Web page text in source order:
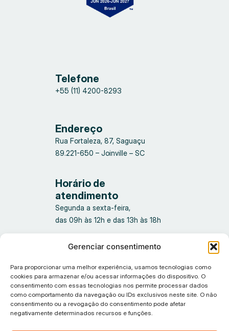
Gerenciar consentimento
Para proporcionar uma melhor experiência, usamos tecnologias como
cookies para armazenar e/ou acessar informações do dispositivo. O
consentimento com essas tecnologias nos permite processar dados
como comportamento da navegação ou IDs exclusivos neste site. O não
consentimento ou a revogação do consentimento pode afetar
negativamente determinados recursos e funções.
Telefone
+55 (11) 4200-8293
Endereço
Rua Fortaleza, 87, Saguaçu
89.221-650 – Joinville – SC
Horário de
atendimento
Segunda a sexta-feira,
das 09h às 12h e das 13h às 18h
Política de privacidade